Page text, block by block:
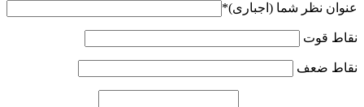
عنوان نظر شما (اجباری)*
نقاط قوت
نقاط ضعف